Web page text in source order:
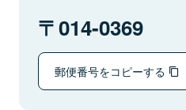
014-0369
郵便番号をコピーする